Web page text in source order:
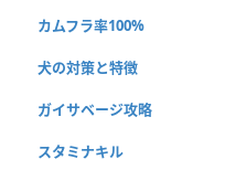
カムフラ率100%
犬の対策と特徴
ガイサベージ攻略
スタミナキル